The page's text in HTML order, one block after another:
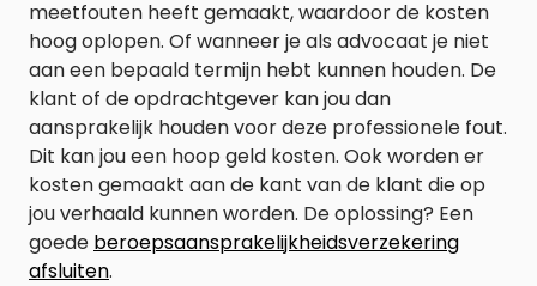
meetfouten heeft gemaakt, waardoor de kosten
hoog oplopen. Of wanneer je als advocaat je niet
aan een bepaald termijn hebt kunnen houden. De
klant of de opdrachtgever kan jou dan
aansprakelijk houden voor deze professionele fout.
Dit kan jou een hoop geld kosten. Ook worden er
kosten gemaakt aan de kant van de klant die op
jou verhaald kunnen worden. De oplossing? Een
goede beroepsaansprakelijkheidsverzekering
afsluiten.